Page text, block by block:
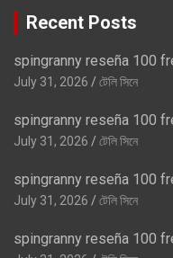
Recent Posts
spingranny reseña 100
July 31, 2026 টেলি সিনে
spingranny reseña 100
July 31, 2026 টেলি সিনে
spingranny reseña 100
July 31, 2026 টেলি সিনে
spingranny reseña 100